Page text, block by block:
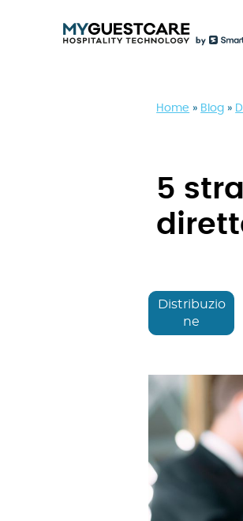
Home»Blog »
5
Distribuzio
ne